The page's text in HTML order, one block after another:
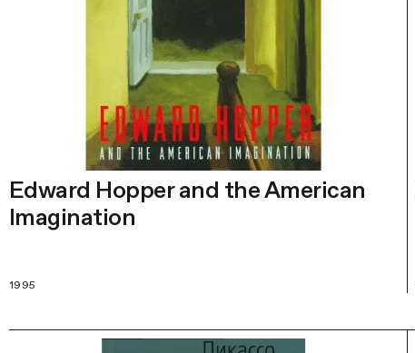
Edward Hopper and the American
Imagination
1995